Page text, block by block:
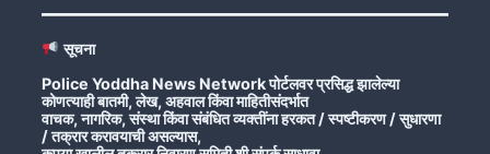
सूचना
Police Yoddha News Network पोर्टलवर प्रसिद्ध झालेल्या
कोणत्याही बातमी, लेख, अहवाल किंवा माहितीसंदर्भात
वाचक, नागरिक, संस्था किंवा संबंधित व्यक्तींना हरकत / स्पष्टीकरण / सुधारणा
/ तक्रार करावयाची असल्यास,